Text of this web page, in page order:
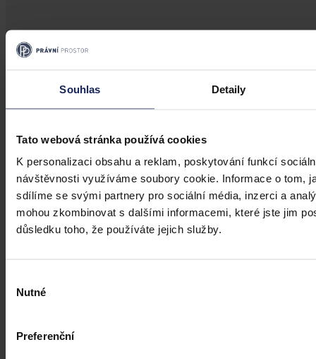
Souhlas Detaily
Tato webová stránka používá cookies
K personalizaci obsahu a reklam, poskytování funkcí
návštěvnosti využíváme soubory cookie. Informace o tom,
sdílíme se svými partnery pro sociální média, inzerci a
mohou zkombinovat s dalšími informacemi, které jste jim
důsledku toho, že používáte jejich služby.
souhlasu
Nutné
Preferenční
NIS2 v praxi: nový zákon o kybernetické
to zatím netuší
Zákon č. 264/2025 Sb., o kybernetické bezpečnosti (ZoKB), který
do českého práva přenáší evropskou směrnici NIS2, nabyl účinnosti
1. listopadu 2025. Pro veřejnost i pro řadu firem jde stále o právní
úpravu „někde na okraji”. Čísla ale ukazují něco jiného: nový zákon
zasáhne řádově patnáctkrát více subjektů než předchozí úprava a
mnohé z nich zatím nevědí, že mezi ně patří.
Jernej Domanjko • 5. srpna 2026, 07:13